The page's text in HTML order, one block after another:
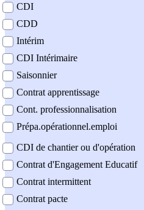
contrat
CDI
CDD
Intérim
CDI Intérimaire
Saisonnier
Contrat apprentissage
Cont. professionnalisation
Prépa.opérationnel.emploi
CDI de chantier ou d'opération
Contrat d'Engagement Educatif
Contrat intermittent
Contrat pacte